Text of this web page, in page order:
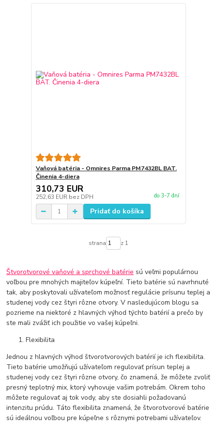
Vaňová batéria - Omnires Parma PM7432BL BAT.
Činenia 4-diera
310,73 EUR
252,63 EUR bez DPH do 3-7 dní
Pridať do košíka
strana z 1
Štvorotvorové vaňové a sprchové batérie sú veľmi populárnou
voľbou pre mnohých majiteľov kúpeľní. Tieto batérie sú navrhnuté
tak, aby poskytovali užívateľom možnosť regulácie prísunu teplej a
studenej vody cez štyri rôzne otvory. V nasledujúcom blogu sa
pozrieme na niektoré z hlavných výhod týchto batérií a prečo by
ste mali zvážiť ich použitie vo vašej kúpeľni.
Flexibilita
Jednou z hlavných výhod štvorotvorových batérií je ich flexibilita.
Tieto batérie umožňujú užívateľom regulovať prísun teplej a
studenej vody cez štyri rôzne otvory, čo znamená, že môžete zvoliť
presný teplotný mix, ktorý vyhovuje vašim potrebám. Okrem toho
môžete regulovať aj tok vody, aby ste dosiahli požadovanú
intenzitu prúdu. Táto flexibilita znamená, že štvorotvorové batérie
sú ideálnou voľbou pre kúpeľne s rôznymi potrebami užívateľov.